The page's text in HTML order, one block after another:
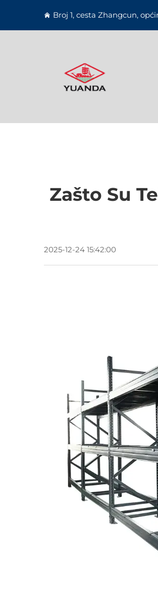
Broj 1, cesta Zhangcun,
Zašto Su
2025-12-24 15:42:00